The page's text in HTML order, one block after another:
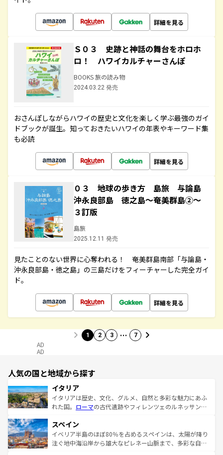
詳細を見る
Ｓ０３ 史跡と神話の舞台をホロホ
ロ！ ハワイカルチャーさんぽ
BOOKS 旅の読み物
2024.03.22 発売
おさんぽしながらハワイの歴史と文化を楽しく学ぶ最強のガイ
ドブックが誕生。知っておきたいハワイの年表やキーワード集
も必読
詳細を見る
０３ 地球の歩き方 島旅 与論島
沖永良部島 徳之島～奄美群島②～
３訂版
島旅
2025.12.11 発売
見たことのない世界に心奪われる！ 奄美群島南部「与論島・
沖永良部島・徳之島」の三島だけをフィーチャーした完全ガイ
ド。
詳細を見る
1 2 3 … 7
AD
AD
人気の国と地域から探す
イタリア
イタリアは歴史、文化、グルメ、自然と多彩な魅力にあふ
れた国。 ローマの古代遺跡やフィレンツェのルネッサンス
ろん、トスカーナの美しい田園風景やアマルフィ海岸の絶
景など、自然景観も見逃せない。観光の合間には、本場の
ピザやパスタなど、絶品のイタリア料理を堪能することも
スペイン
イベリア半島のほぼ80％を占めるスペインは、太陽が降り
注ぐ地中海沿岸から雄大なピレネー山脈まで、多彩な自然